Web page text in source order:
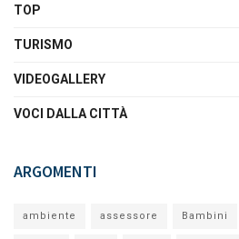
TOP
TURISMO
VIDEOGALLERY
VOCI DALLA CITTÀ
ARGOMENTI
ambiente assessore Bambini